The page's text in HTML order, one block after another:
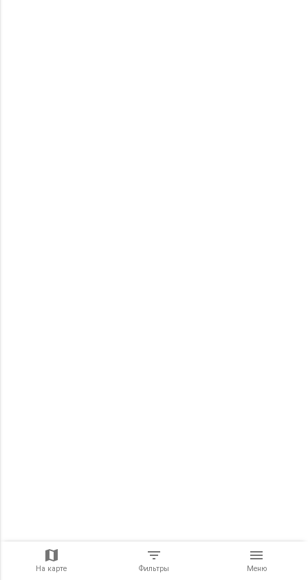
На карте Фильтры Меню